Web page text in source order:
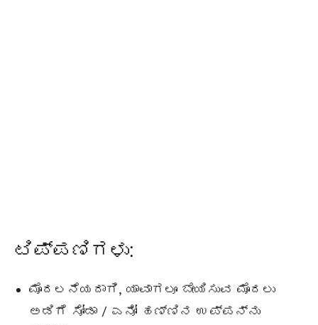
ಟಿಪ್ಪಣಿಗಳು:
ಮೊದಲನೆಯದಾಗಿ, ಯಾವಾಗಲೂ ಬೇಯಿಸುವ ಮೊದಲು
ಅಡಿಗೆ ಸೋಡಾ / ಎನೋ ಹಣ್ಣಿನ ಉಪ್ಪನ್ನು